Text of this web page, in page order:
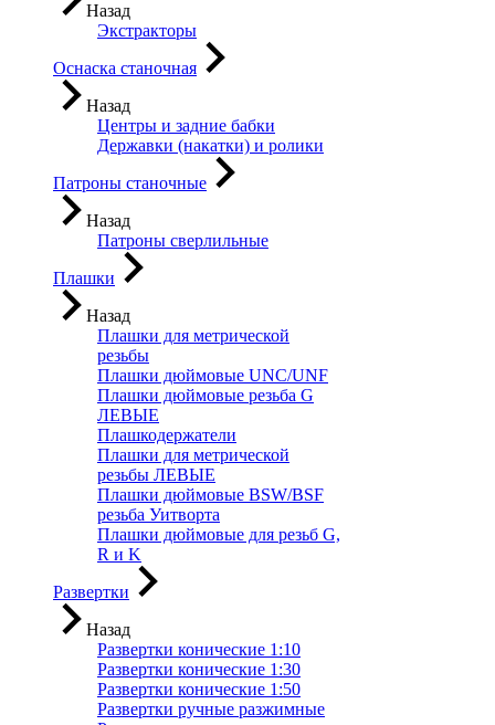
Назад
Экстракторы
Оснаска станочная
Назад
Центры и задние бабки
Державки (накатки) и ролики
Патроны станочные
Назад
Патроны сверлильные
Плашки
Назад
Плашки для метрической
резьбы
Плашки дюймовые UNC/UNF
Плашки дюймовые резьба G
ЛЕВЫЕ
Плашкодержатели
Плашки для метрической
резьбы ЛЕВЫЕ
Плашки дюймовые BSW/BSF
резьба Уитворта
Плашки дюймовые для резьб G,
R и K
Развертки
Назад
Развертки конические 1:10
Развертки конические 1:30
Развертки конические 1:50
Развертки ручные разжимные